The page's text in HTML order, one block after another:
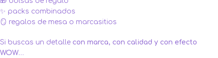
✨ packs combinados
🪞 regalos de mesa o marcasitios
Si buscas un detalle con marca, con calidad y con efecto
WOW…